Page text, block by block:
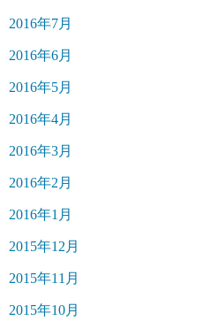
2016年7月
2016年6月
2016年5月
2016年4月
2016年3月
2016年2月
2016年1月
2015年12月
2015年11月
2015年10月